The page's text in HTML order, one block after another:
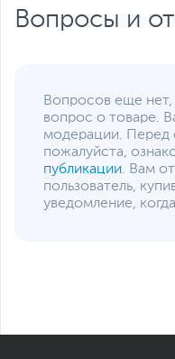
Вопросы и
Вопросов еще нет,
вопрос о товаре.
модерации. Перед
пожалуйста,
публикации. Вам
пользователь,
уведомление,